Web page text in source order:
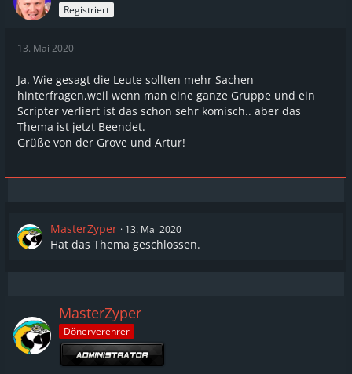
Registriert
13. Mai 2020
Ja. Wie gesagt die Leute sollten mehr Sachen
hinterfragen,weil wenn man eine ganze Gruppe und ein
Scripter verliert ist das schon sehr komisch.. aber das
Thema ist jetzt Beendet.
Grüße von der Grove und Artur!
MasterZyper 13. Mai 2020
Hat das Thema geschlossen.
MasterZyper
Dönerverehrer